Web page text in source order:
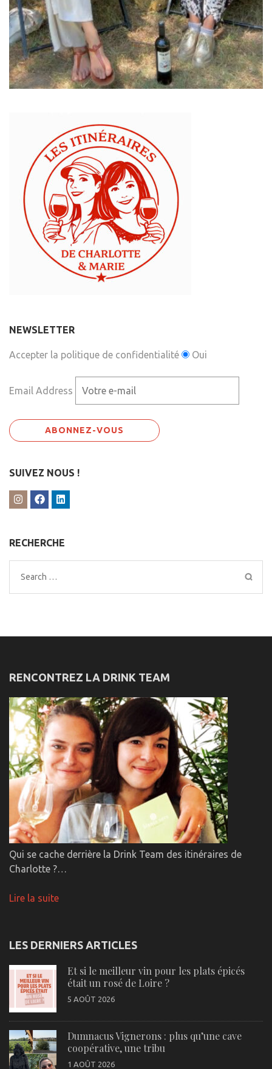
NEWSLETTER
Accepter la politique de confidentialité Oui
Email Address
SUIVEZ NOUS !
RECHERCHE
Search
for:
RENCONTREZ LA DRINK TEAM
Qui se cache derrière la Drink Team des itinéraires de
Charlotte ?…
Lire la suite
LES DERNIERS ARTICLES
Et si le meilleur vin pour les plats épicés
était un rosé de Loire ?
5 AOÛT 2026
Dumnacus Vignerons : plus qu’une cave
coopérative, une tribu
1 AOÛT 2026